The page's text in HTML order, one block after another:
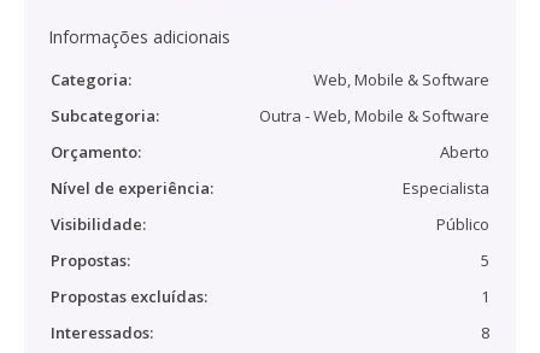
Informações adicionais
Categoria:
Web, Mobile & Software
Subcategoria:
Outra - Web, Mobile & Software
Orçamento:
Aberto
Nível de experiência:
Especialista
Visibilidade:
Público
Propostas:
5
Propostas excluídas:
1
Interessados:
8